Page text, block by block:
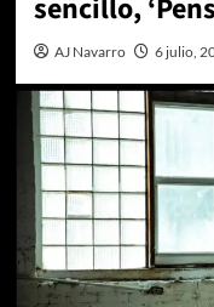
sencillo,
AJ Navarro 6 julio,